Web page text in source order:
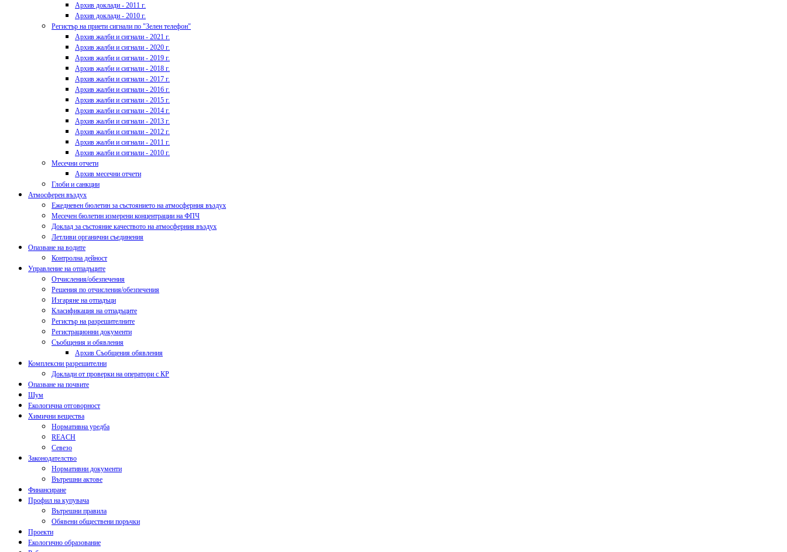
Архив доклади - 2011 г.
Архив доклади - 2010 г.
Регистър на приети сигнали по "Зелен телефон"
Архив жалби и сигнали - 2021 г.
Архив жалби и сигнали - 2020 г.
Архив жалби и сигнали - 2019 г.
Архив жалби и сигнали - 2018 г.
Архив жалби и сигнали - 2017 г.
Архив жалби и сигнали - 2016 г.
Архив жалби и сигнали - 2015 г.
Архив жалби и сигнали - 2014 г.
Архив жалби и сигнали - 2013 г.
Архив жалби и сигнали - 2012 г.
Архив жалби и сигнали - 2011 г.
Архив жалби и сигнали - 2010 г.
Месечни отчети
Архив месечни отчети
Глоби и санкции
Атмосферен въздух
Ежедневен бюлетин за състоянието на атмосферния въздух
Месечен бюлетин измерени концентрации на ФПЧ
Доклад за състояние качеството на атмосферния въздух
Летливи органични съединения
Опазване на водите
Контролна дейност
Управление на отпадъците
Отчисления/обезпечения
Решения по отчисления/обезпечения
Изгаряне на отпадъци
Класификация на отпадъците
Регистър на разрешителните
Регистрационни документи
Съобщения и обявления
Архив Съобщения обявления
Комплексни разрешителни
Доклади от проверки на оператори с КР
Опазване на почвите
Шум
Екологична отговорност
Химични вещества
Нормативна уредба
REACH
Севезо
Законодателство
Нормативни документи
Вътрешни актове
Финансиране
Профил на купувача
Вътрешни правила
Обявени обществени поръчки
Проекти
Екологично образование